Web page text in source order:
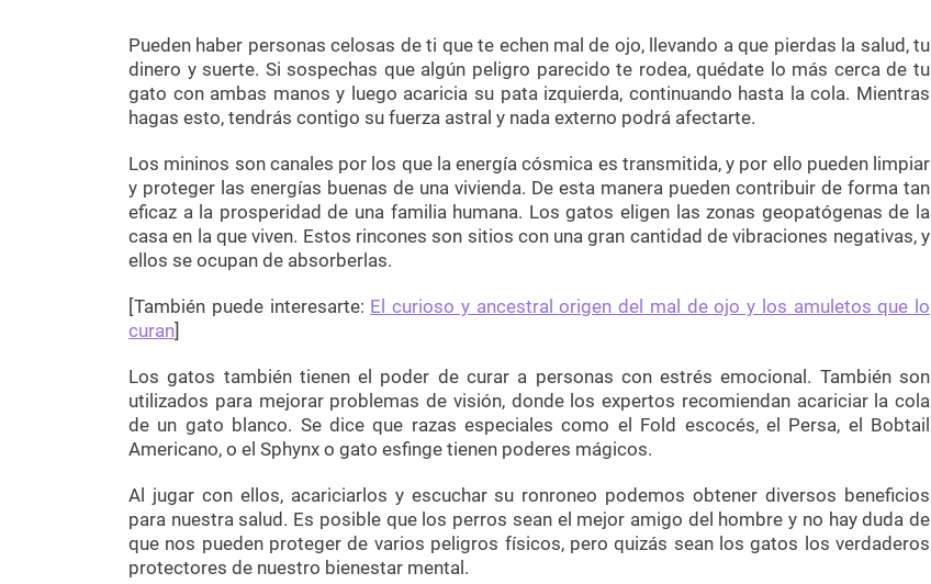
Pueden haber personas celosas de ti que te echen mal de ojo, llevando a que pierdas la salud, tu
dinero y suerte. Si sospechas que algún peligro parecido te rodea, quédate lo más cerca de tu
gato con ambas manos y luego acaricia su pata izquierda, continuando hasta la cola. Mientras
hagas esto, tendrás contigo su fuerza astral y nada externo podrá afectarte.
Los mininos son canales por los que la energía cósmica es transmitida, y por ello pueden limpiar
y proteger las energías buenas de una vivienda. De esta manera pueden contribuir de forma tan
eficaz a la prosperidad de una familia humana. Los gatos eligen las zonas geopatógenas de la
casa en la que viven. Estos rincones son sitios con una gran cantidad de vibraciones negativas, y
ellos se ocupan de absorberlas.
[También puede interesarte: El curioso y ancestral origen del mal de ojo y los amuletos que lo
curan]
Los gatos también tienen el poder de curar a personas con estrés emocional. También son
utilizados para mejorar problemas de visión, donde los expertos recomiendan acariciar la cola
de un gato blanco. Se dice que razas especiales como el Fold escocés, el Persa, el Bobtail
Americano, o el Sphynx o gato esfinge tienen poderes mágicos.
Al jugar con ellos, acariciarlos y escuchar su ronroneo podemos obtener diversos beneficios
para nuestra salud. Es posible que los perros sean el mejor amigo del hombre y no hay duda de
que nos pueden proteger de varios peligros físicos, pero quizás sean los gatos los verdaderos
protectores de nuestro bienestar mental.